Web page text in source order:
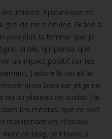
intimes. Epicurienne et
gré de mes envies. Grâce à
peu plus la femme que je
drôle, qui pense que
un impact positif sur les
J'adore le vin et le
bien sur et je ne
un plateau de sushis. J'ai
les médias, que ce soit
maintenant les réseaux
Avec ce blog, je t'invite à